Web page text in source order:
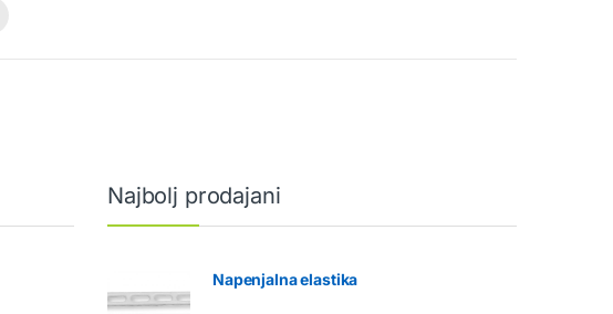
Najbolj prodajani
Napenjalna elastika